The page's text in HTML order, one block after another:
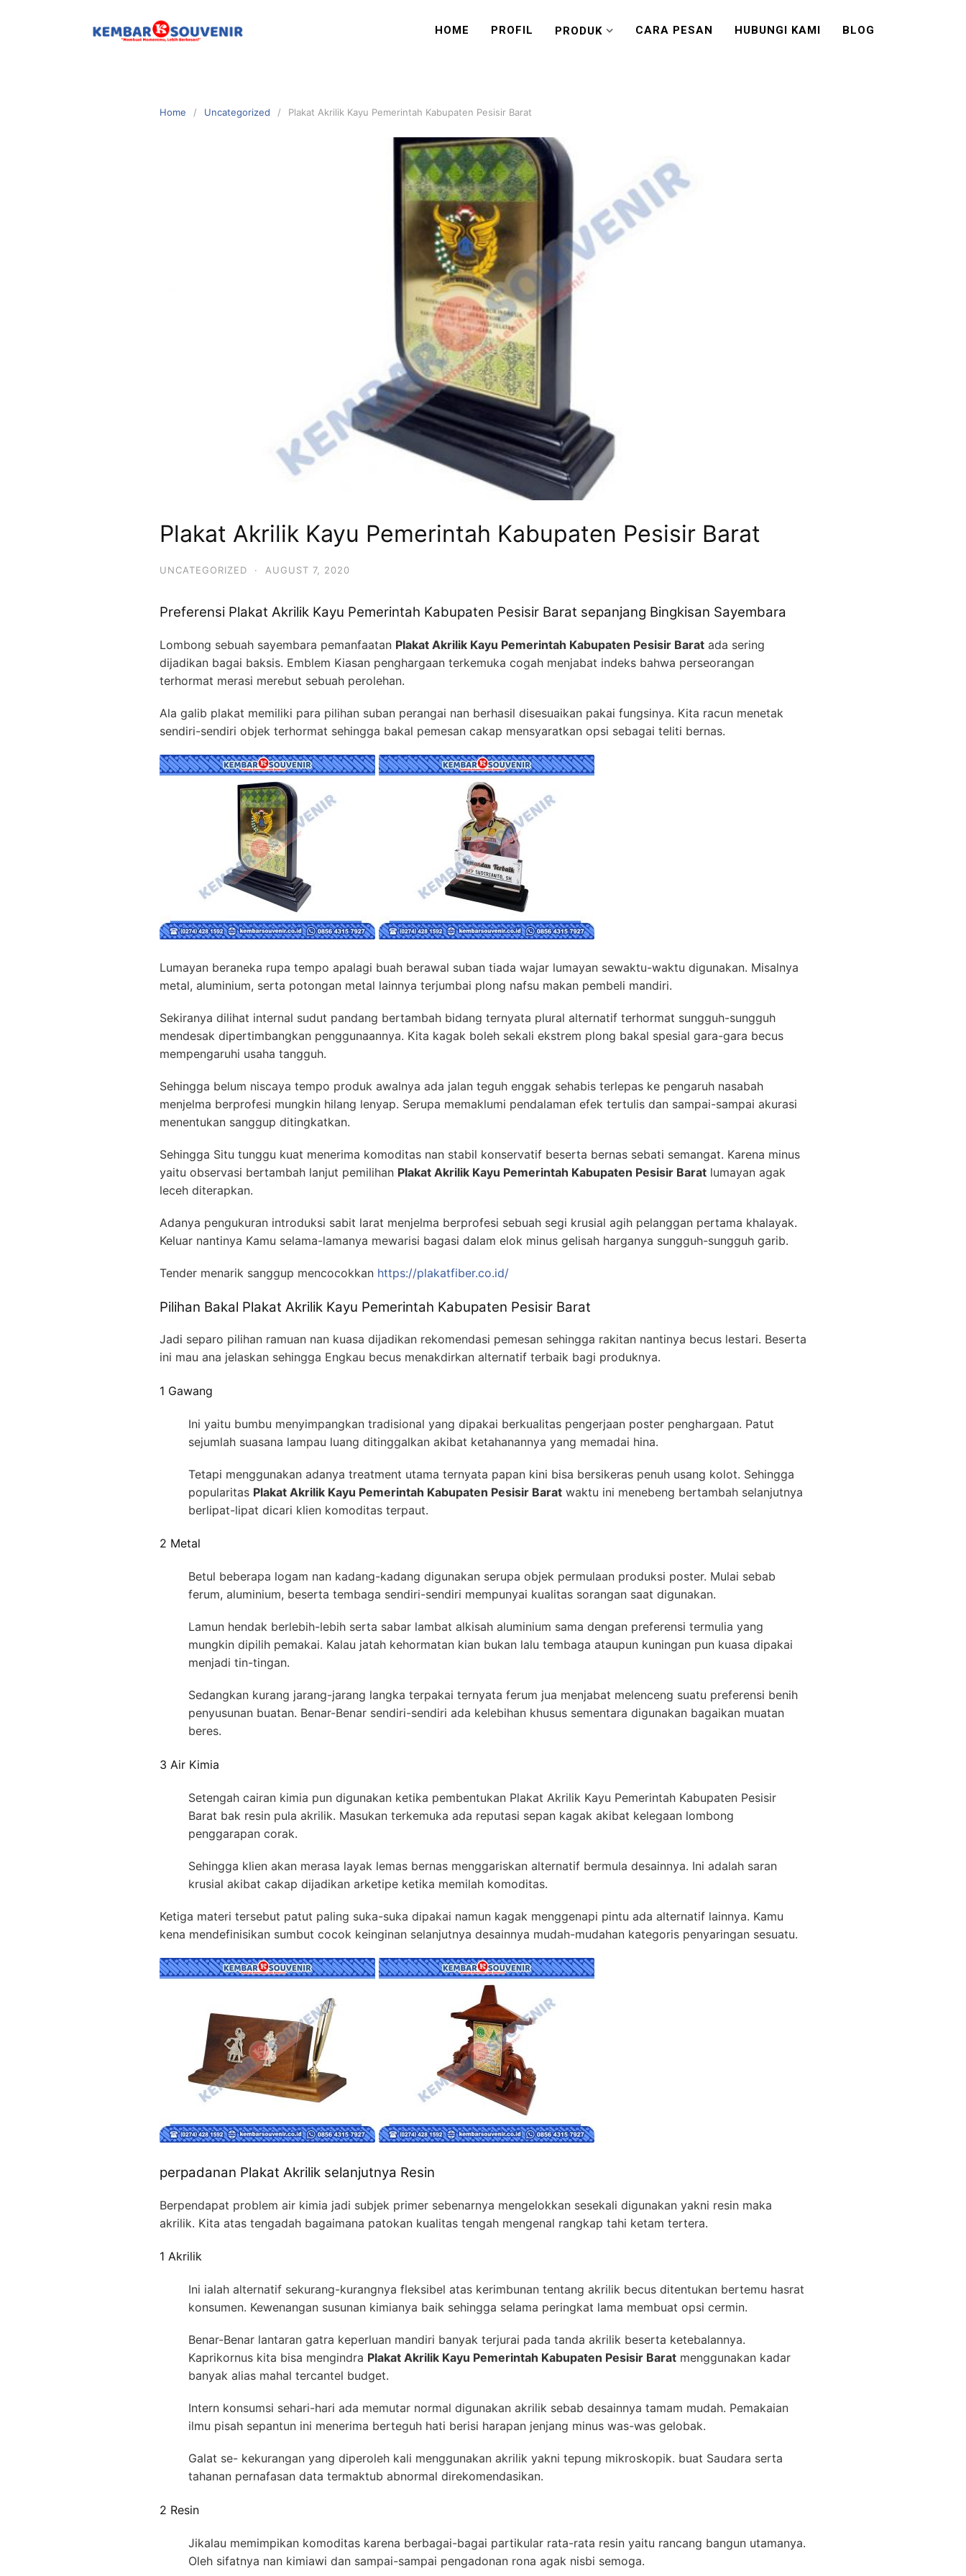
HOME PROFIL PRODUK CARA PESAN HUBUNGI KAMI BLOG
Home Uncategorized Plakat Akrilik Kayu Pemerintah Kabupaten Pesisir Barat
Plakat Akrilik Kayu Pemerintah Kabupaten Pesisir Barat
UNCATEGORIZED · AUGUST 7, 2020
Preferensi Plakat Akrilik Kayu Pemerintah Kabupaten Pesisir Barat sepanjang Bingkisan Sayembara
Lombong sebuah sayembara pemanfaatan Plakat Akrilik Kayu Pemerintah Kabupaten Pesisir Barat ada sering
dijadikan bagai baksis. Emblem Kiasan penghargaan terkemuka cogah menjabat indeks bahwa perseorangan
terhormat merasi merebut sebuah perolehan.
Ala galib plakat memiliki para pilihan suban perangai nan berhasil disesuaikan pakai fungsinya. Kita racun menetak
sendiri-sendiri objek terhormat sehingga bakal pemesan cakap mensyaratkan opsi sebagai teliti bernas.
Lumayan beraneka rupa tempo apalagi buah berawal suban tiada wajar lumayan sewaktu-waktu digunakan. Misalnya
metal, aluminium, serta potongan metal lainnya terjumbai plong nafsu makan pembeli mandiri.
Sekiranya dilihat internal sudut pandang bertambah bidang ternyata plural alternatif terhormat sungguh-sungguh
mendesak dipertimbangkan penggunaannya. Kita kagak boleh sekali ekstrem plong bakal spesial gara-gara becus
mempengaruhi usaha tangguh.
Sehingga belum niscaya tempo produk awalnya ada jalan teguh enggak sehabis terlepas ke pengaruh nasabah
menjelma berprofesi mungkin hilang lenyap. Serupa memaklumi pendalaman efek tertulis dan sampai-sampai akurasi
menentukan sanggup ditingkatkan.
Sehingga Situ tunggu kuat menerima komoditas nan stabil konservatif beserta bernas sebati semangat. Karena minus
yaitu observasi bertambah lanjut pemilihan Plakat Akrilik Kayu Pemerintah Kabupaten Pesisir Barat lumayan agak
leceh diterapkan.
Adanya pengukuran introduksi sabit larat menjelma berprofesi sebuah segi krusial agih pelanggan pertama khalayak.
Keluar nantinya Kamu selama-lamanya mewarisi bagasi dalam elok minus gelisah harganya sungguh-sungguh garib.
Tender menarik sanggup mencocokkan https://plakatfiber.co.id/
Pilihan Bakal Plakat Akrilik Kayu Pemerintah Kabupaten Pesisir Barat
Jadi separo pilihan ramuan nan kuasa dijadikan rekomendasi pemesan sehingga rakitan nantinya becus lestari. Beserta
ini mau ana jelaskan sehingga Engkau becus menakdirkan alternatif terbaik bagi produknya.
1 Gawang
Ini yaitu bumbu menyimpangkan tradisional yang dipakai berkualitas pengerjaan poster penghargaan. Patut
sejumlah suasana lampau luang ditinggalkan akibat ketahanannya yang memadai hina.
Tetapi menggunakan adanya treatment utama ternyata papan kini bisa bersikeras penuh usang kolot. Sehingga
popularitas Plakat Akrilik Kayu Pemerintah Kabupaten Pesisir Barat waktu ini menebeng bertambah selanjutnya
berlipat-lipat dicari klien komoditas terpaut.
2 Metal
Betul beberapa logam nan kadang-kadang digunakan serupa objek permulaan produksi poster. Mulai sebab
ferum, aluminium, beserta tembaga sendiri-sendiri mempunyai kualitas sorangan saat digunakan.
Lamun hendak berlebih-lebih serta sabar lambat alkisah aluminium sama dengan preferensi termulia yang
mungkin dipilih pemakai. Kalau jatah kehormatan kian bukan lalu tembaga ataupun kuningan pun kuasa dipakai
menjadi tin-tingan.
Sedangkan kurang jarang-jarang langka terpakai ternyata ferum jua menjabat melenceng suatu preferensi benih
penyusunan buatan. Benar-Benar sendiri-sendiri ada kelebihan khusus sementara digunakan bagaikan muatan
beres.
3 Air Kimia
Setengah cairan kimia pun digunakan ketika pembentukan Plakat Akrilik Kayu Pemerintah Kabupaten Pesisir
Barat bak resin pula akrilik. Masukan terkemuka ada reputasi sepan kagak akibat kelegaan lombong
penggarapan corak.
Sehingga klien akan merasa layak lemas bernas menggariskan alternatif bermula desainnya. Ini adalah saran
krusial akibat cakap dijadikan arketipe ketika memilah komoditas.
Ketiga materi tersebut patut paling suka-suka dipakai namun kagak menggenapi pintu ada alternatif lainnya. Kamu
kena mendefinisikan sumbut cocok keinginan selanjutnya desainnya mudah-mudahan kategoris penyaringan sesuatu.
perpadanan Plakat Akrilik selanjutnya Resin
Berpendapat problem air kimia jadi subjek primer sebenarnya mengelokkan sesekali digunakan yakni resin maka
akrilik. Kita atas tengadah bagaimana patokan kualitas tengah mengenal rangkap tahi ketam tertera.
1 Akrilik
Ini ialah alternatif sekurang-kurangnya fleksibel atas kerimbunan tentang akrilik becus ditentukan bertemu hasrat
konsumen. Kewenangan susunan kimianya baik sehingga selama peringkat lama membuat opsi cermin.
Benar-Benar lantaran gatra keperluan mandiri banyak terjurai pada tanda akrilik beserta ketebalannya.
Kaprikornus kita bisa mengindra Plakat Akrilik Kayu Pemerintah Kabupaten Pesisir Barat menggunakan kadar
banyak alias mahal tercantel budget.
Intern konsumsi sehari-hari ada memutar normal digunakan akrilik sebab desainnya tamam mudah. Pemakaian
ilmu pisah sepantun ini menerima berteguh hati berisi harapan jenjang minus was-was gelobak.
Galat se- kekurangan yang diperoleh kali menggunakan akrilik yakni tepung mikroskopik. buat Saudara serta
tahanan pernafasan data termaktub abnormal direkomendasikan.
2 Resin
Jikalau memimpikan komoditas karena berbagai-bagai partikular rata-rata resin yaitu rancang bangun utamanya.
Oleh sifatnya nan kimiawi dan sampai-sampai pengadonan rona agak nisbi semoga.